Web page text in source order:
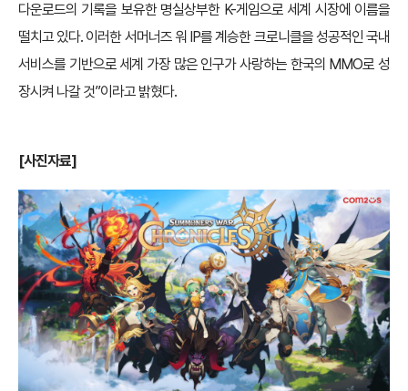
다운로드의 기록을 보유한 명실상부한 K-게임으로 세계 시장에 이름을
떨치고 있다. 이러한 서머너즈 워 IP를 계승한 크로니클을 성공적인 국내
서비스를 기반으로 세계 가장 많은 인구가 사랑하는 한국의 MMO로 성
장시켜 나갈 것”이라고 밝혔다.
[사진자료]